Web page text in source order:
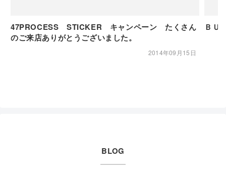
47PROCESS STICKER キャンペーン たくさん
のご来店ありがとうございました。
2014年09月15日
ＢＵ
BLOG